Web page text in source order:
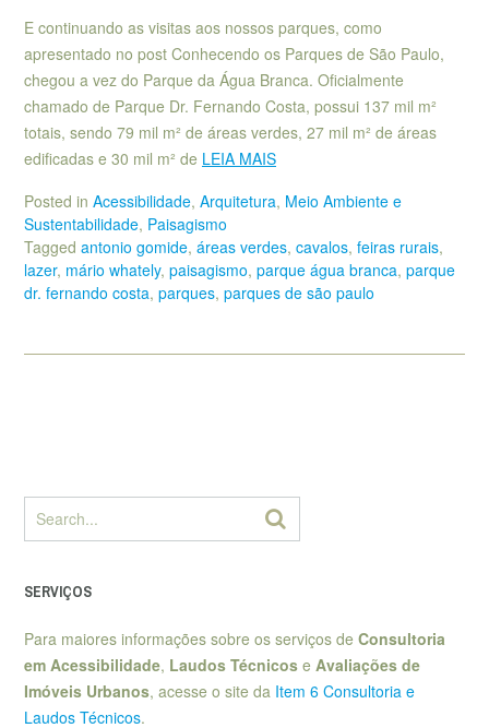
E continuando as visitas aos nossos parques, como
apresentado no post Conhecendo os Parques de São Paulo,
chegou a vez do Parque da Água Branca. Oficialmente
chamado de Parque Dr. Fernando Costa, possui 137 mil m²
totais, sendo 79 mil m² de áreas verdes, 27 mil m² de áreas
edificadas e 30 mil m² de LEIA MAIS
Posted in Acessibilidade, Arquitetura, Meio Ambiente e
Sustentabilidade, Paisagismo
Tagged antonio gomide, áreas verdes, cavalos, feiras rurais,
lazer, mário whately, paisagismo, parque água branca, parque
dr. fernando costa, parques, parques de são paulo
SERVIÇOS
Para maiores informações sobre os serviços de Consultoria
em Acessibilidade, Laudos Técnicos e Avaliações de
Imóveis Urbanos, acesse o site da Item 6 Consultoria e
Laudos Técnicos.